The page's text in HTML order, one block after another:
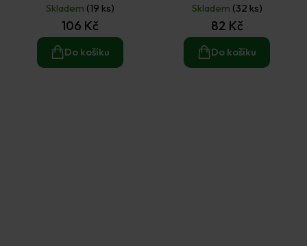
Skladem (19 ks)
106 Kč
Do košíku
Skladem (32 ks)
82 Kč
Do košíku